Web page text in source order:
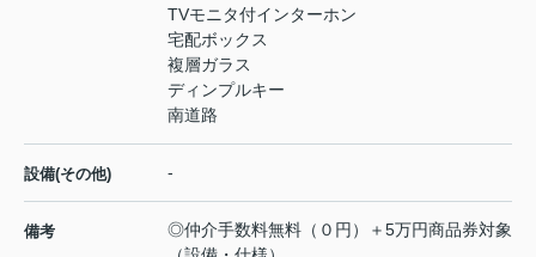
TVモニタ付インターホン
宅配ボックス
複層ガラス
ディンプルキー
南道路
設備(その他) -
備考
◎仲介手数料無料（０円）＋5万円商品券対象